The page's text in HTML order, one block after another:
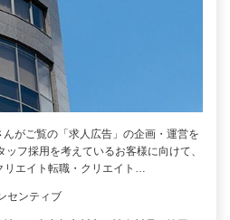
がご覧の「求人広告」の企画・運営を
ッフ採用を考えているお客様に向けて、
エイト転職・クリエイト…
センティブ